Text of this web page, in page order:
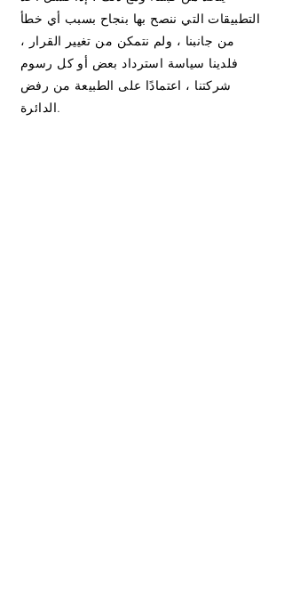
التطبيقات التي ننصح بها بنجاح بسبب أي خطأ
من جانبنا ، ولم نتمكن من تغيير القرار ،
فلدينا سياسة استرداد بعض أو كل رسوم
شركتنا ، اعتمادًا على الطبيعة من رفض
الدائرة.